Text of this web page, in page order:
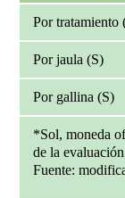
Por tratamiento
Por jaula (S)
Por gallina (S)
*Sol, moneda
de la evaluación
Fuente: